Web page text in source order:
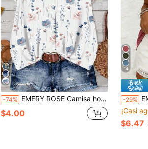
-74% EMERY ROSE Camisa holgada de mujer talla grande para uso diario y vacaciones, cuello en V, mangas volantes, estilo vacacional, estampado floral azul y blanco, ropa de verano para mujer, ropa de vacaciones para mujer, blusas elegantes para salir, tops lindos de verano, blusas chic de verano para mujer
$4.00
14
-29% EMERY
¡Casi
$6.47